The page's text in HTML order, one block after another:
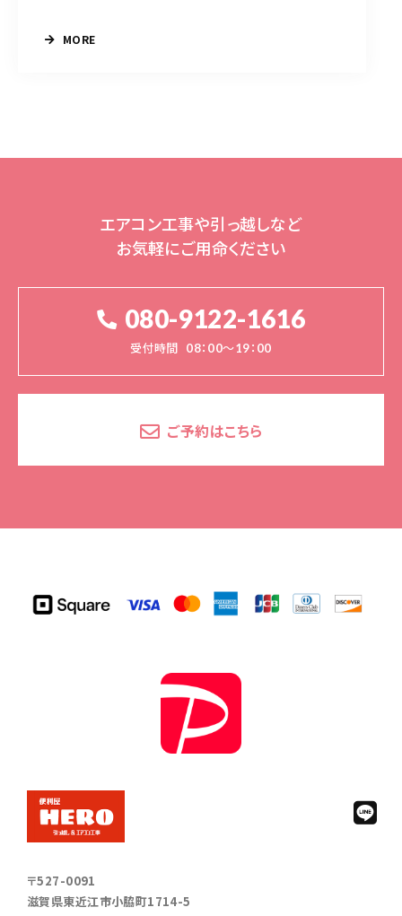
MORE
エアコン工事や引っ越しなど
お気軽にご用命ください
080-9122-1616
受付時間 08：00～19：00
ご予約はこちら
〒527-0091
滋賀県東近江市小脇町1714-5